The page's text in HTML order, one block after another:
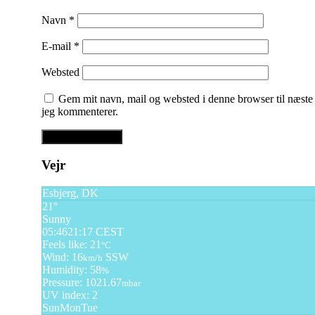
Navn *
E-mail *
Websted
Gem mit navn, mail og websted i denne browser til næste
jeg kommenterer.
Vejr
Esbjerg, DK
21°
Sunny
05:4621:17 CEST
Feels like: 21 °C
Wind: 16km/h SSW
Humidity: 58%
Pressure: 1021.67mbar
UV index: 2
SunMonTue